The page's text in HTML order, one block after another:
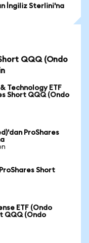
İngiliz Sterlini'na
QQQ (Ondo
Technology ETF
Short QQQ (Ondo
ProShares
Short
ETF (Ondo
QQQ (Ondo